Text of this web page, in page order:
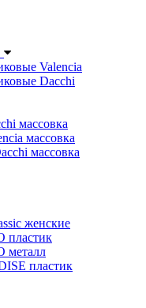
Valencia
Dacchi
массовка
массовка
массовка
женские
пластик
металл
пластик